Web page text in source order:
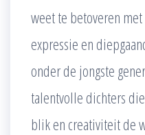
weet te betoveren
expressie en
onder de jongste
talentvolle dichters
blik en creativiteit de